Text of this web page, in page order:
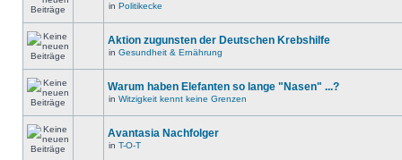
in Politikecke
Aktion zugunsten der Deutschen Krebshilfe
in Gesundheit & Ernährung
Warum haben Elefanten so lange "Nasen" ...?
in Witzigkeit kennt keine Grenzen
Avantasia Nachfolger
in T-O-T